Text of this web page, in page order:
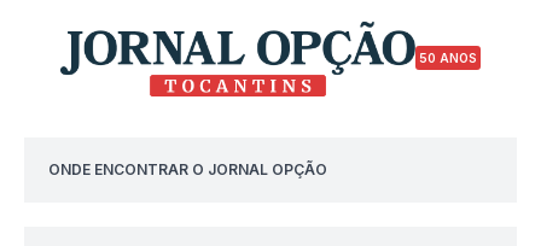
50 ANOS
ONDE ENCONTRAR O JORNAL OPÇÃO